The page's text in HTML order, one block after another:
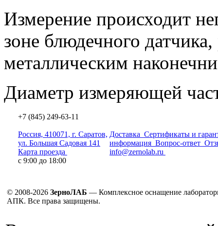
Измерение происходит
зоне блюдечного
металлическим
Диаметр измеряющей
+7 (845) 249-63-11
Россия, 410071, г. Саратов,
ул. Большая Садовая 141
Карта проезда
с 9:00 до 18:00
Доставка Сертификаты и
информация Вопрос-ответ
info@zernolab.ru
© 2008-2026 ЗерноЛАБ — Комплексное оснащение
АПК. Все права защищены.